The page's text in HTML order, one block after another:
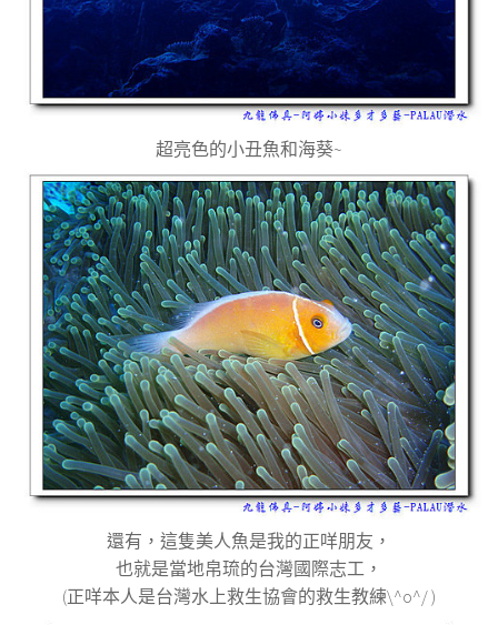
超亮色的小丑魚和海葵~
還有，這隻美人魚是我的正咩朋友，
也就是當地帛琉的台灣國際志工，
(正咩本人是台灣水上救生協會的救生教練\^o^/ )